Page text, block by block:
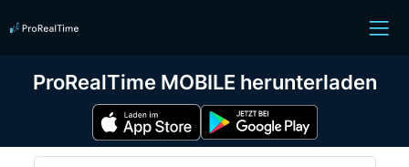
ProRealTime MOBILE herunterladen